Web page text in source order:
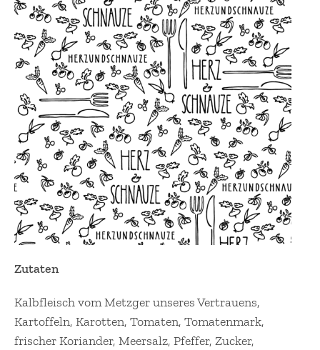
Zutaten
Kalbfleisch vom Metzger unseres Vertrauens,
Kartoffeln, Karotten, Tomaten, Tomatenmark,
frischer Koriander, Meersalz, Pfeffer, Zucker,